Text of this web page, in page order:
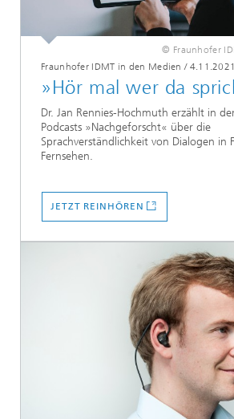
© Fraunhofer
Fraunhofer IDMT in den Medien / 4.11.2021
»Hör mal wer da
Dr. Jan Rennies-Hochmuth erzählt in
Podcasts »Nachgeforscht« über die
Sprachverständlichkeit von Dialogen in
Fernsehen.
JETZT REINHÖREN